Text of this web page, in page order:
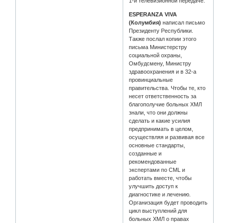
ESPERANZA VIVA
(Колумбия)написал письмо
Президенту Республики.
Также послал копии этого
письма Министерстру
социальной охраны,
Омбудсмену, Министру
здравоохранения и в 32-а
провинциальные
правительства. Чтобы те, кто
несет ответственность за
благополучие больных ХМЛ
знали, что они должны
сделать и какие усилия
предпринимать в целом,
осуществляя и развивая все
основные стандарты,
созданные и
рекомендованные
экспертами по CML и
работать вместе, чтобы
улучшить доступ к
диагностике и лечению.
Организация будет проводить
цикл выступлений для
больных ХМЛ о правах